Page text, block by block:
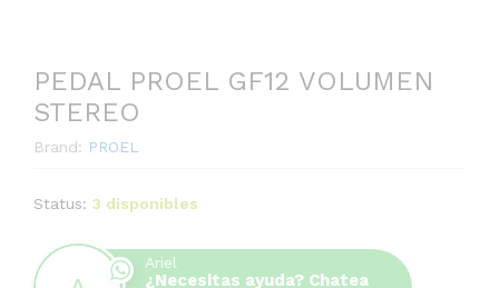
PEDAL PROEL GF12 VOLUMEN
STEREO
Brand: PROEL
Status: 3 disponibles
Ariel
¿Necesitas ayuda? Chatea